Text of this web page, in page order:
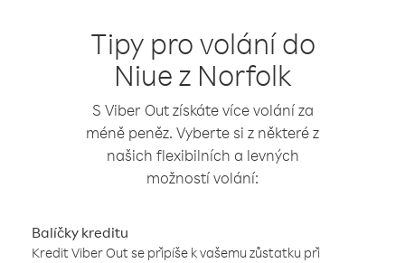
Tipy pro volání do
Niue z Norfolk
S Viber Out získáte více volání za
méně peněz. Vyberte si z některé z
našich flexibilních a levných
možností volání:
Balíčky kreditu
Kredit Viber Out se připíše k vašemu zůstatku při